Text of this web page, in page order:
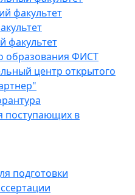
факультет
факультет
образования ФИСТ
центр открытого
поступающих в
подготовки